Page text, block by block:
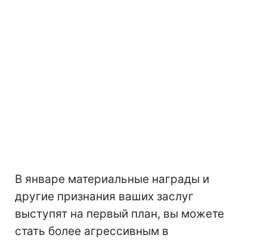
В январе материальные награды и
другие признания ваших заслуг
выступят на первый план, вы можете
стать более агрессивным в